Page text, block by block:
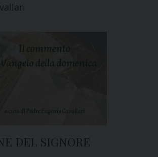
DEL SIGNORE